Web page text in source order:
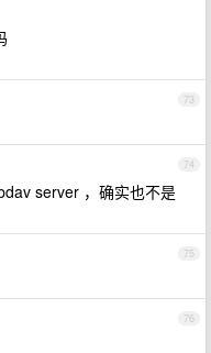
73
74
server ，确实也不是
75
76